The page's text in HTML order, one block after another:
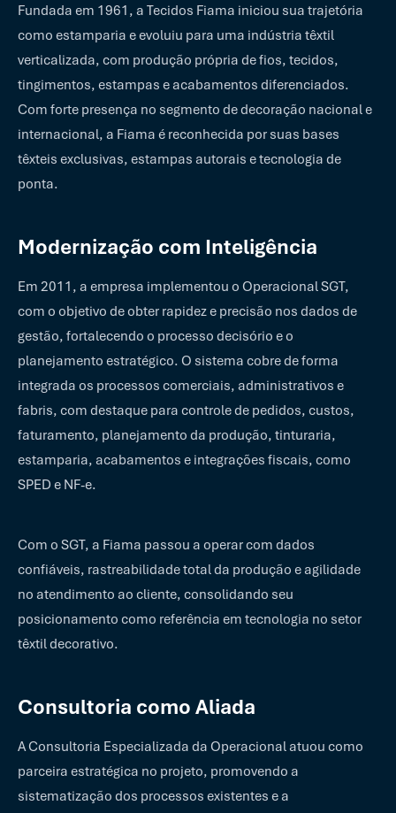
Fundada em 1961, a Tecidos Fiama iniciou sua trajetória
como estamparia e evoluiu para uma indústria têxtil
verticalizada, com produção própria de fios, tecidos,
tingimentos, estampas e acabamentos diferenciados.
Com forte presença no segmento de decoração nacional e
internacional, a Fiama é reconhecida por suas bases
têxteis exclusivas, estampas autorais e tecnologia de
ponta.
Modernização com Inteligência
Em 2011, a empresa implementou o Operacional SGT,
com o objetivo de obter rapidez e precisão nos dados de
gestão, fortalecendo o processo decisório e o
planejamento estratégico. O sistema cobre de forma
integrada os processos comerciais, administrativos e
fabris, com destaque para controle de pedidos, custos,
faturamento, planejamento da produção, tinturaria,
estamparia, acabamentos e integrações fiscais, como
SPED e NF-e.
Com o SGT, a Fiama passou a operar com dados
confiáveis, rastreabilidade total da produção e agilidade
no atendimento ao cliente, consolidando seu
posicionamento como referência em tecnologia no setor
têxtil decorativo.
Consultoria como Aliada
A Consultoria Especializada da Operacional atuou como
parceira estratégica no projeto, promovendo a
sistematização dos processos existentes e a